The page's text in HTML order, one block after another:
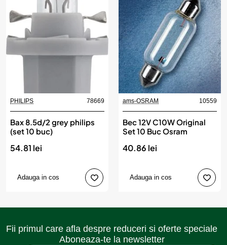
PHILIPS 78669
Bax 8.5d/2 grey philips
(set 10 buc)
54.81 lei
Adauga in cos
ams-OSRAM 10559
Bec 12V C10W Original
Set 10 Buc Osram
40.86 lei
Adauga in cos
Fii primul care afla despre reduceri si oferte speciale
Aboneaza-te la newsletter